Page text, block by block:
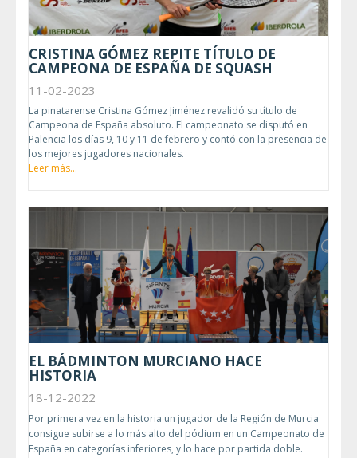
CRISTINA GÓMEZ REPITE TÍTULO DE
CAMPEONA DE ESPAÑA DE SQUASH
11-02-2023
La pinatarense Cristina Gómez Jiménez revalidó su título de
Campeona de España absoluto. El campeonato se disputó en
Palencia los días 9, 10 y 11 de febrero y contó con la presencia de
los mejores jugadores nacionales.
Leer más...
EL BÁDMINTON MURCIANO HACE
HISTORIA
18-12-2022
Por primera vez en la historia un jugador de la Región de Murcia
consigue subirse a lo más alto del pódium en un Campeonato de
España en categorías inferiores, y lo hace por partida doble.